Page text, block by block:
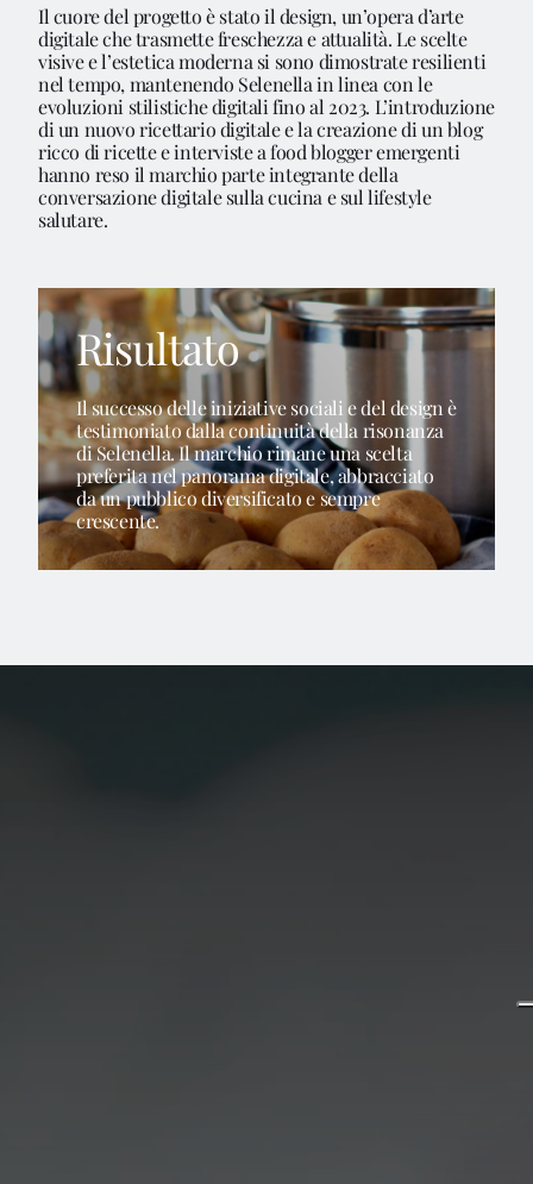
Il cuore del progetto è stato il design, un’opera d’arte
digitale che trasmette freschezza e attualità. Le scelte
visive e l’estetica moderna si sono dimostrate resilienti
nel tempo, mantenendo Selenella in linea con le
evoluzioni stilistiche digitali fino al 2023. L’introduzione
di un nuovo ricettario digitale e la creazione di un blog
ricco di ricette e interviste a food blogger emergenti
hanno reso il marchio parte integrante della
conversazione digitale sulla cucina e sul lifestyle
salutare.
Risultato
Il successo delle iniziative sociali e del design è
testimoniato dalla continuità della risonanza
di Selenella. Il marchio rimane una scelta
preferita nel panorama digitale, abbracciato
da un pubblico diversificato e sempre
crescente.
Blog
Contattaci